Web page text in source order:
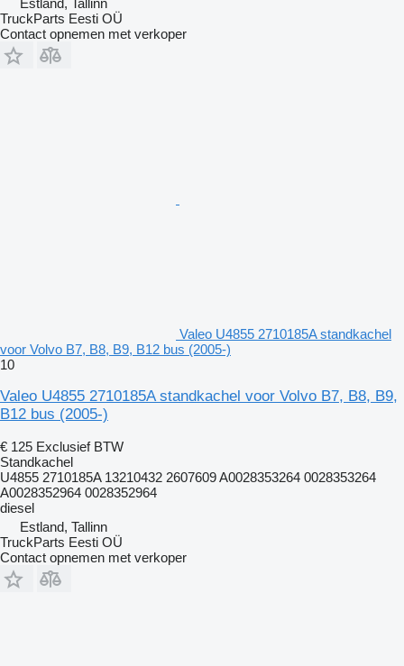
TruckParts Eesti OÜ
Contact opnemen met verkoper
Valeo U4855 2710185A standkachel
voor Volvo B7, B8, B9, B12 bus (2005-)
10
Valeo U4855 2710185A standkachel voor Volvo B7, B8, B9,
B12 bus (2005-)
€ 125 Exclusief BTW
Standkachel
U4855 2710185A 13210432 2607609 A0028353264 0028353264
A0028352964 0028352964
diesel
Estland, Tallinn
TruckParts Eesti OÜ
Contact opnemen met verkoper